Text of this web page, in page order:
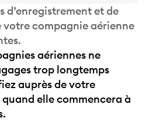
d’enregistrement et de
votre compagnie aérienne
aériennes ne
trop longtemps
auprès de votre
elle commencera à